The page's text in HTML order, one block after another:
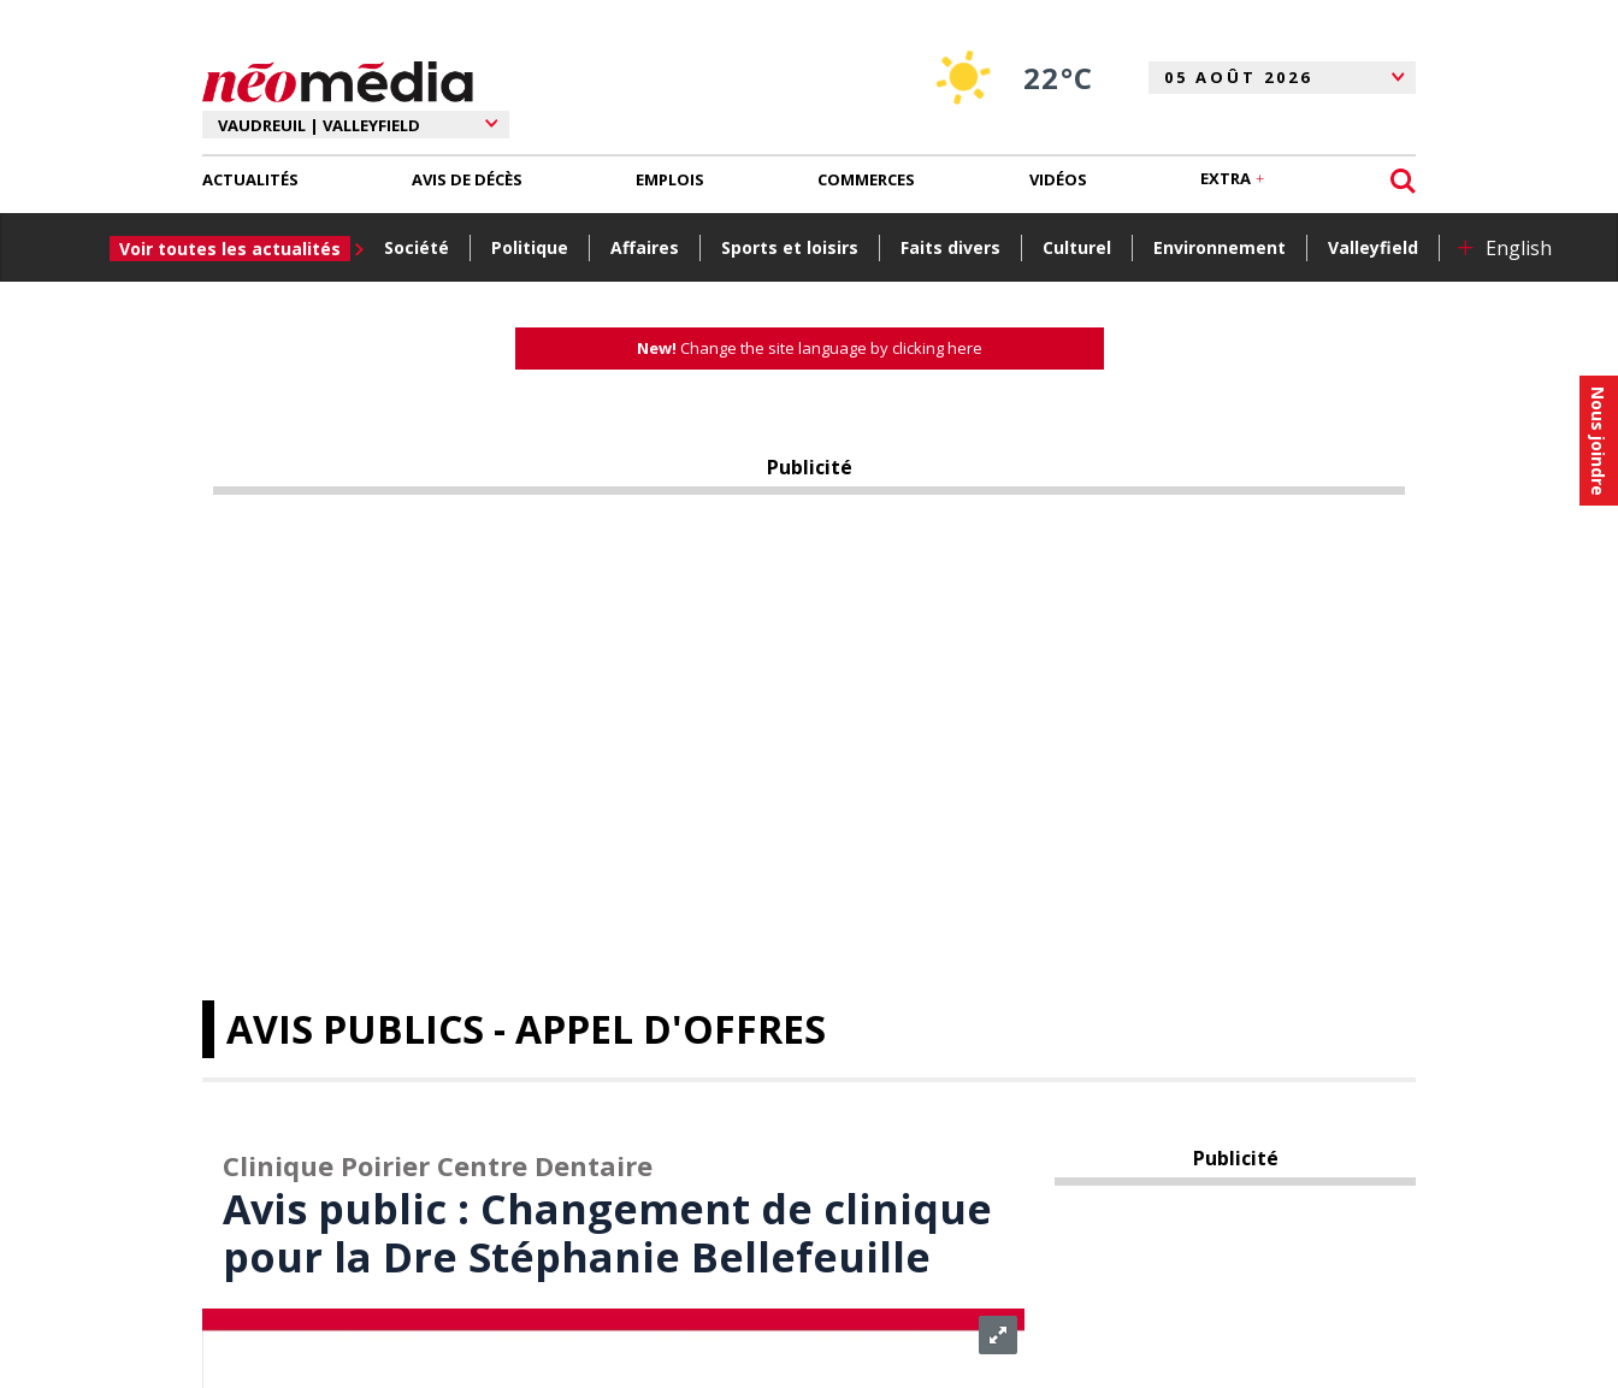
Nous joindre
22°C
ACTUALITÉS
Voir toutes les actualités Société Politique Affaires Sports et loisirs Faits divers Culturel Environnement Valleyfield + English
AVIS DE DÉCÈS EMPLOIS COMMERCES VIDÉOS EXTRA
New! Change the site language by clicking here
Publicité
AVIS PUBLICS - APPEL D'OFFRES
Clinique Poirier Centre Dentaire
Avis public : Changement de clinique
pour la Dre Stéphanie Bellefeuille
Publicité